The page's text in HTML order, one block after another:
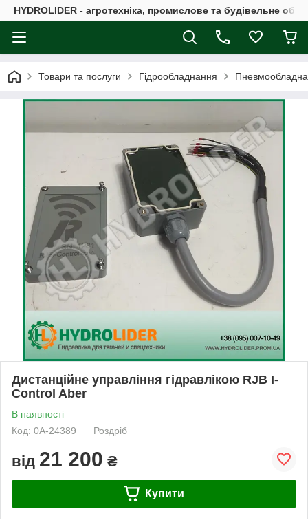
HYDROLIDER - агротехніка, промислове та будівельне
Товари та послуги Гідрообладнання
Дистанційне управління гідравлікою RJB I-
Control Aber
В наявності
Код: 0А-24389
Роздріб
від 21 200 ₴
Купити